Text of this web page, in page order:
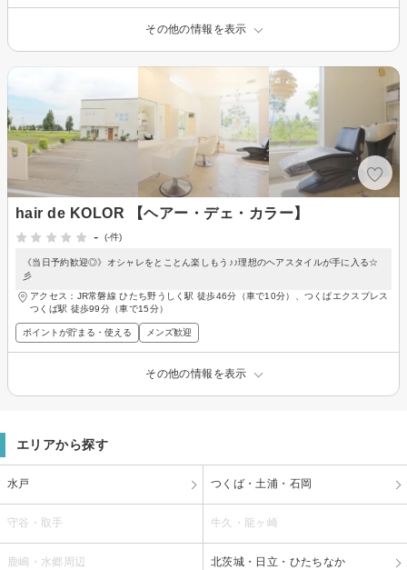
その他の情報を表示
hair de KOLOR 【ヘアー・デェ・カラー】
-
(-件)
《当日予約歓迎◎》オシャレをとことん楽しもう♪♪理想のヘアスタイルが手に入る☆
彡
アクセス：JR常磐線 ひたち野うしく駅 徒歩46分（車で10分）、つくばエクスプレス
つくば駅 徒歩99分（車で15分）
ポイントが貯まる・使える メンズ歓迎
その他の情報を表示
エリアから探す
水戸 つくば・土浦・石岡
守谷・取手 牛久・龍ヶ崎
鹿嶋・水郷周辺 北茨城・日立・ひたちなか